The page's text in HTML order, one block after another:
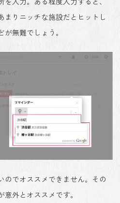
まりニッチな施設だとヒットし
無難でしょう。
のでオススメできません。その
外とオススメです。